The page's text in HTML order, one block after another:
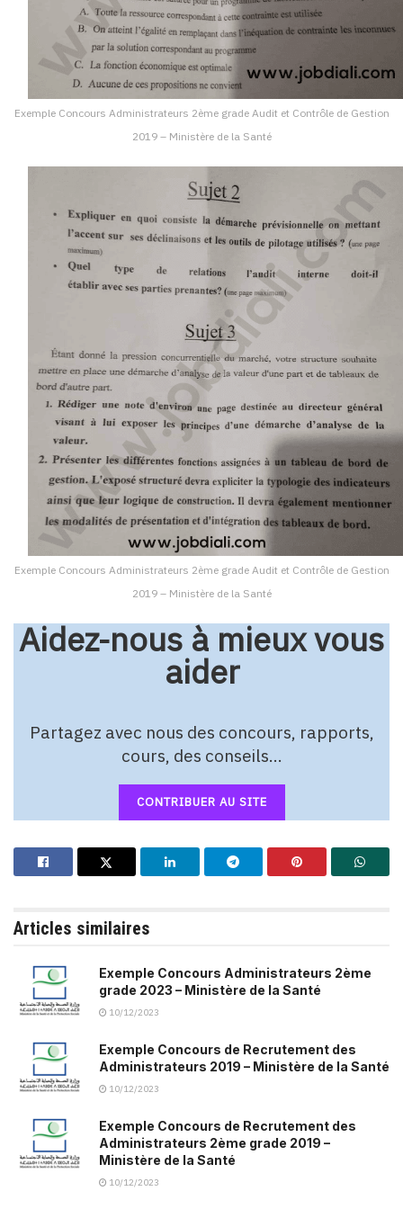
Exemple Concours Administrateurs 2ème grade Audit et Contrôle de Gestion
2019 – Ministère de la Santé
Exemple Concours Administrateurs 2ème grade Audit et Contrôle de Gestion
2019 – Ministère de la Santé
Aidez-nous à mieux vous
aider
Partagez avec nous des concours, rapports,
cours, des conseils…
CONTRIBUER AU SITE
Articles similaires
Exemple Concours Administrateurs 2ème
grade 2023 – Ministère de la Santé
10/12/2023
Exemple Concours de Recrutement des
Administrateurs 2019 – Ministère de la Santé
10/12/2023
Exemple Concours de Recrutement des
Administrateurs 2ème grade 2019 –
Ministère de la Santé
10/12/2023